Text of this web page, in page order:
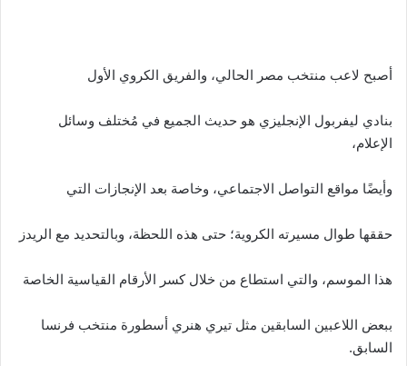
أصبح لاعب منتخب مصر الحالي، والفريق الكروي الأول
بنادي ليفربول الإنجليزي هو حديث الجميع في مُختلف وسائل
الإعلام،
وأيضًا مواقع التواصل الاجتماعي، وخاصة بعد الإنجازات التي
حققها طوال مسيرته الكروية؛ حتى هذه اللحظة، وبالتحديد مع الريدز
هذا الموسم، والتي استطاع من خلال كسر الأرقام القياسية الخاصة
ببعض اللاعبين السابقين مثل تيري هنري أسطورة منتخب فرنسا
السابق.